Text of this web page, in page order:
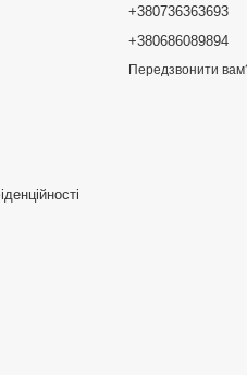
+380736363693
+380686089894
Передзвонити